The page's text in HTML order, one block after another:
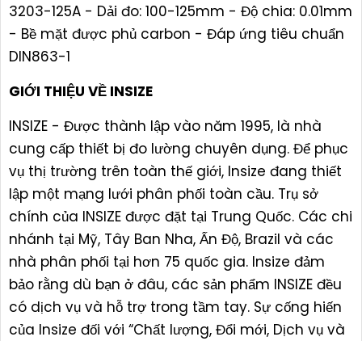
3203-125A - Dải đo: 100-125mm - Độ chia: 0.01mm
- Bề mặt được phủ carbon - Đáp ứng tiêu chuẩn
DIN863-1
GIỚI THIỆU VỀ INSIZE
INSIZE - Được thành lập vào năm 1995, là nhà
cung cấp thiết bị đo lường chuyên dụng. Để phục
vụ thị trường trên toàn thế giới, Insize đang thiết
lập một mạng lưới phân phối toàn cầu. Trụ sở
chính của INSIZE được đặt tại Trung Quốc. Các chi
nhánh tại Mỹ, Tây Ban Nha, Ấn Độ, Brazil và các
nhà phân phối tại hơn 75 quốc gia. Insize đảm
bảo rằng dù bạn ở đâu, các sản phẩm INSIZE đều
có dịch vụ và hỗ trợ trong tầm tay. Sự cống hiến
của Insize đối với “Chất lượng, Đổi mới, Dịch vụ và